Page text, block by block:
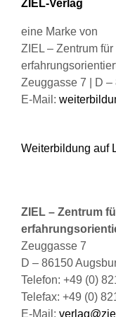
werden
ZIEL-Verlag
eine Marke von
ZIEL – Zentrum
Zeuggasse 7 | D –
E-Mail:
Weiterbildung auf
ZIEL – Zentrum
Zeuggasse 7
D – 86150
Telefon: +49 (0)
Telefax: +49 (0)
E-Mail: